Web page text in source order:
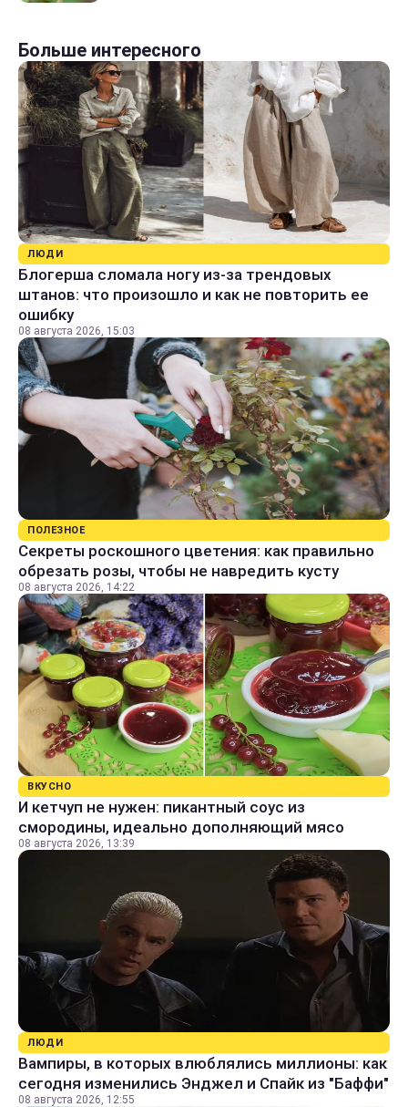
Больше интересного
ЛЮДИ
Блогерша сломала ногу из-за трендовых
штанов: что произошло и как не повторить ее
ошибку
08 августа 2026, 15:03
ПОЛЕЗНОЕ
Секреты роскошного цветения: как правильно
обрезать розы, чтобы не навредить кусту
08 августа 2026, 14:22
ВКУСНО
И кетчуп не нужен: пикантный соус из
смородины, идеально дополняющий мясо
08 августа 2026, 13:39
ЛЮДИ
Вампиры, в которых влюблялись миллионы: как
сегодня изменились Энджел и Спайк из "Баффи"
08 августа 2026, 12:55